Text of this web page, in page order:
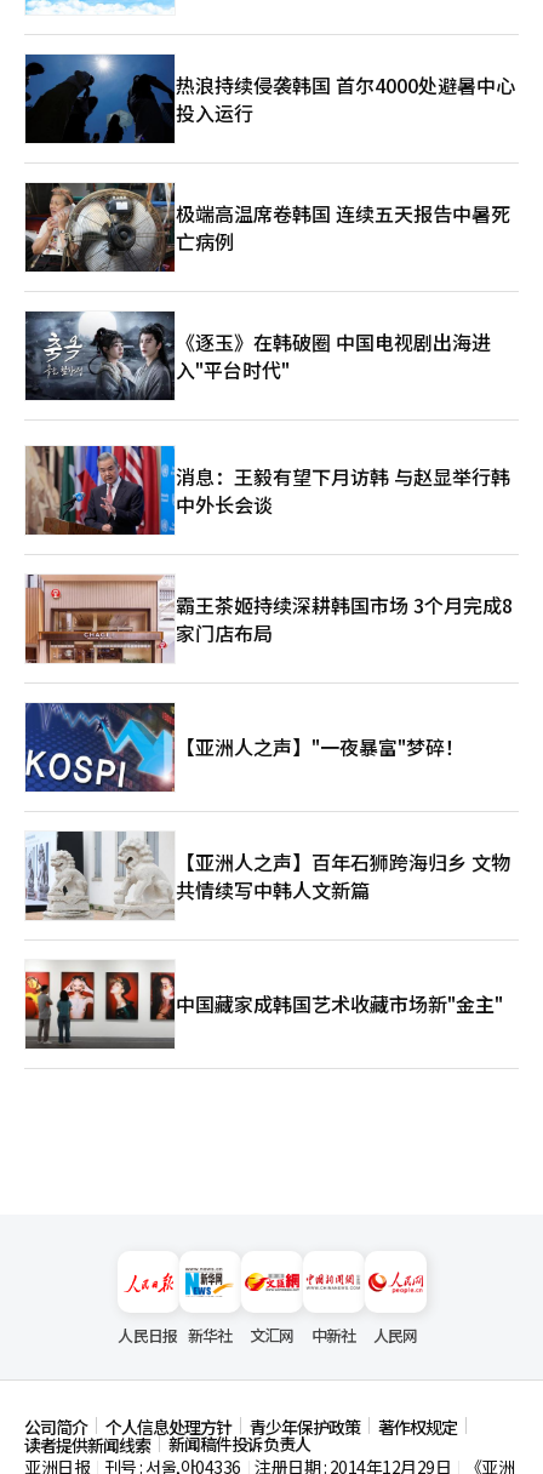
热浪持续侵袭韩国 首尔4000处避暑中心
投入运行
极端高温席卷韩国 连续五天报告中暑死
亡病例
《逐玉》在韩破圈 中国电视剧出海进
入"平台时代"
消息：王毅有望下月访韩 与赵显举行韩
中外长会谈
霸王茶姬持续深耕韩国市场 3个月完成8
家门店布局
【亚洲人之声】"一夜暴富"梦碎！
【亚洲人之声】百年石狮跨海归乡 文物
共情续写中韩人文新篇
中国藏家成韩国艺术收藏市场新"金主"
人民日报 新华社 文汇网 中新社 人民网
公司简介 个人信息处理方针 青少年保护政策 著作权规定
读者提供新闻线索
新闻稿件投诉负责人
亚洲日报
刊号 : 서울,아04336 注册日期 : 2014年12月29日 《亚洲